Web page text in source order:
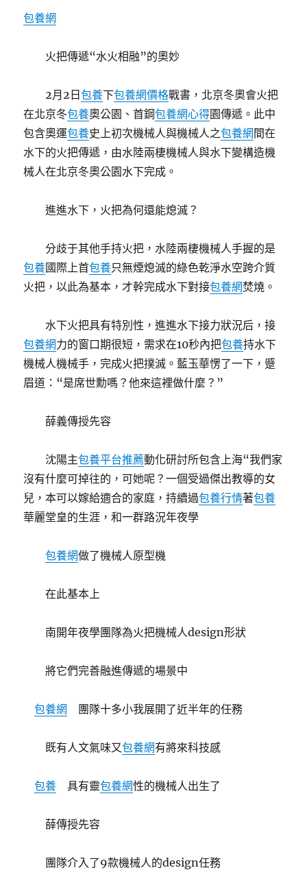
包養網
火把傳遞“水火相融”的奧妙
2月2日包養下包養網價格戰書，北京冬奧會火把
在北京冬包養奧公園、首鋼包養網心得園傳遞。此中
包含奧運包養史上初次機械人與機械人之包養網 間在
水下的火把傳遞，由水陸兩棲機械人與水下變構造機
械人在北京冬奧公園水下完成。
進進水下，火把為何還能熄滅？
分歧于其他手持火把，水陸兩棲機械人手握的是
包養國際上首包養只無煙熄滅的綠色乾淨水空跨介質
火把，以此為基本，才幹完成水下對接包養網焚燒。
水下火把具有特別性，進進水下接力狀況后，接
包養網力的窗口期很短，需求在10秒內把包養持水下
機械人機械手，完成火把撲滅。藍玉華愣了一下，蹙
眉道：“是席世勳嗎？他來這裡做什麼？”
薛義傳授先容
沈陽主包養平台推薦動化研討所包含上海“我們家
沒有什麼可掉往的，可她呢？一個受過傑出教導的女
兒，本可以嫁給適合的家庭，持續過包養行情著包養
華麗堂皇的生涯，和一群路況年夜學
包養網做了機械人原型機
在此基本上
南開年夜學團隊為火把機械人design形狀
將它們完善融進傳遞的場景中
包養網 團隊十多小我展開了近半年的任務
既有人文氣味又包養網有將來科技感
包養 具有靈包養網性的機械人出生了
薛傳授先容
團隊介入了9款機械人的design任務